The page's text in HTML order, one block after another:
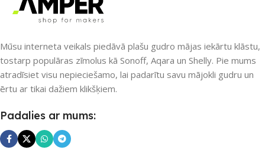
PIEEJAMS UZREIZ
Nē
UZREIZ PIEEJAMAIS
SKAITS
Nē
Mūsu interneta veikals piedāvā plašu gudro mājas iekārtu klāstu,
tostarp populāras zīmolus kā Sonoff, Aqara un Shelly. Pie mums
atradīsiet visu nepieciešamo, lai padarītu savu mājokli gudru un
ērtu ar tikai dažiem klikšķiem.
Padalies ar mums: